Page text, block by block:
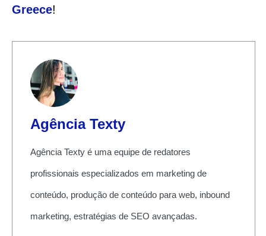
Greece!
Agência Texty
Agência Texty é uma equipe de redatores
profissionais especializados em marketing de
conteúdo, produção de conteúdo para web, inbound
marketing, estratégias de SEO avançadas.